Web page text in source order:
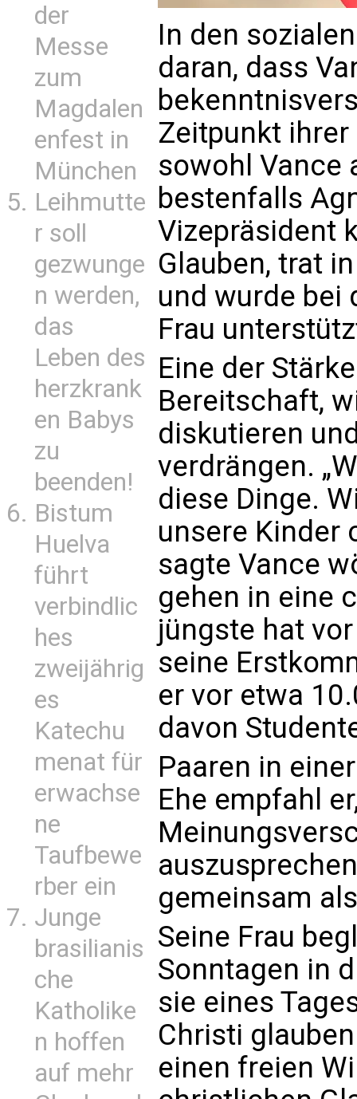
der
Messe
zum
Magdalen
enfest in
München
Leihmutte
r soll
gezwunge
n werden,
das
Leben des
herzkrank
en Babys
zu
beenden!
Bistum
Huelva
führt
verbindlic
hes
zweijährig
es
Katechu
menat für
erwachse
ne
Taufbewe
rber ein
Junge
brasilianis
che
Katholike
n hoffen
auf mehr
In den
daran, dass
Zeitpunkt
sowohl Vance
bestenfalls
Vizepräsident
Glauben, trat
und wurde bei
Frau
Eine der
Bereitschaft,
diskutieren
verdrängen.
diese Dinge.
unsere Kinder
sagte Vance
gehen in eine
jüngste hat
seine
er vor etwa
davon
Paaren in
Ehe empfahl
gemeinsam
Seine Frau
Sonntagen in
sie eines
Christi
einen freien